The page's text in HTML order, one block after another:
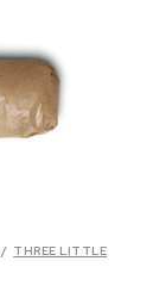
/ THREE LITTLE